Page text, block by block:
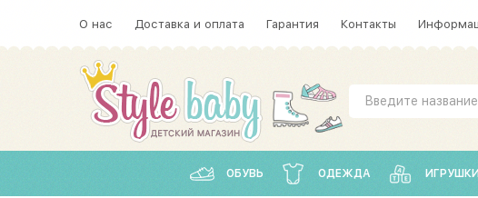
О нас Доставка и оплата Гарантия Контакты
ОБУВЬ ОДЕЖДА ИГРУШКИ